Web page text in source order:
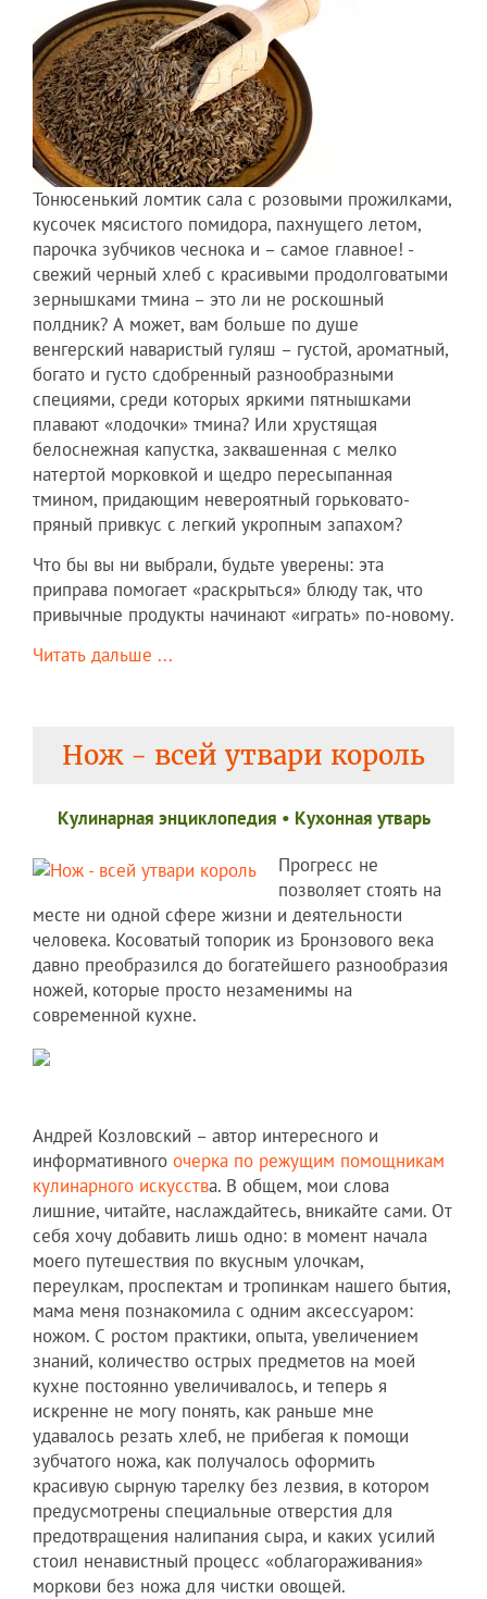
Тонюсенький ломтик сала с розовыми прожилками,
кусочек мясистого помидора, пахнущего летом,
парочка зубчиков чеснока и – самое главное! -
свежий черный хлеб с красивыми продолговатыми
зернышками тмина – это ли не роскошный
полдник? А может, вам больше по душе
венгерский наваристый гуляш – густой, ароматный,
богато и густо сдобренный разнообразными
специями, среди которых яркими пятнышками
плавают «лодочки» тмина? Или хрустящая
белоснежная капустка, заквашенная с мелко
натертой морковкой и щедро пересыпанная
тмином, придающим невероятный горьковато-
пряный привкус с легкий укропным запахом?
Что бы вы ни выбрали, будьте уверены: эта
приправа помогает «раскрыться» блюду так, что
привычные продукты начинают «играть» по-новому.
Читать дальше ...
Нож - всей утвари король
Кулинарная энциклопедия • Кухонная утварь
Прогресс не
позволяет стоять на
месте ни одной сфере жизни и деятельности
человека. Косоватый топорик из Бронзового века
давно преобразился до богатейшего разнообразия
ножей, которые просто незаменимы на
современной кухне.
Андрей Козловский – автор интересного и
информативного очерка по режущим помощникам
кулинарного искусства. В общем, мои слова
лишние, читайте, наслаждайтесь, вникайте сами. От
себя хочу добавить лишь одно: в момент начала
моего путешествия по вкусным улочкам,
переулкам, проспектам и тропинкам нашего бытия,
мама меня познакомила с одним аксессуаром:
ножом. С ростом практики, опыта, увеличением
знаний, количество острых предметов на моей
кухне постоянно увеличивалось, и теперь я
искренне не могу понять, как раньше мне
удавалось резать хлеб, не прибегая к помощи
зубчатого ножа, как получалось оформить
красивую сырную тарелку без лезвия, в котором
предусмотрены специальные отверстия для
предотвращения налипания сыра, и каких усилий
стоил ненавистный процесс «облагораживания»
моркови без ножа для чистки овощей.